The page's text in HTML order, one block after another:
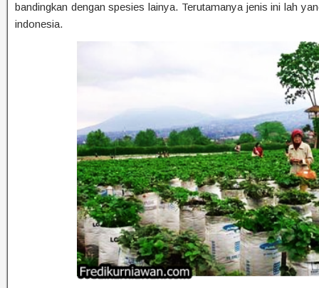
bandingkan dengan spesies lainya. Terutamanya jenis ini lah
indonesia.